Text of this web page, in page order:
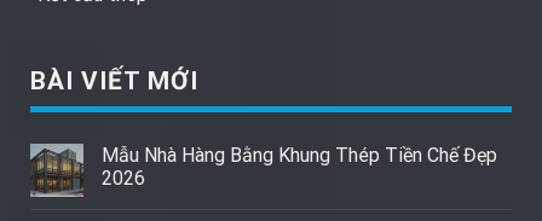
BÀI VIẾT MỚI
Mẫu Nhà Hàng Bằng Khung Thép Tiền Chế Đẹp
2026